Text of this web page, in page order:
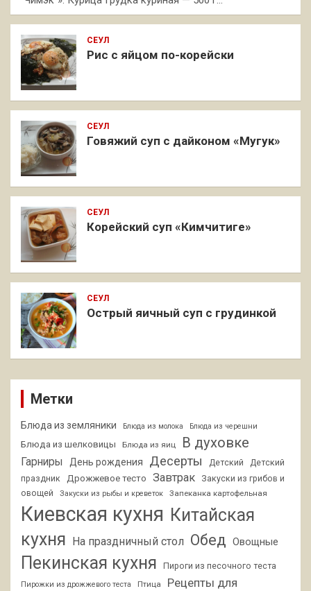
СЕУЛ
Рис с яйцом по-корейски
СЕУЛ
Говяжий суп с дайконом «Мугук»
СЕУЛ
Корейский суп «Кимчитиге»
СЕУЛ
Острый яичный суп с грудинкой
Метки
Блюда из земляники Блюда из молока Блюда из черешни
Блюда из шелковицы Блюда из яиц В духовке
Гарниры День рождения Десерты Детский
Детский
праздник
Дрожжевое тесто Завтрак
Закуски из грибов и
овощей
Закуски из рыбы и креветок Запеканка картофельная
Киевская кухня Китайская
кухня
На праздничный стол Обед Овощные
Пекинская кухня Пироги из песочного теста
Пирожки из дрожжевого теста Птица
Рецепты для